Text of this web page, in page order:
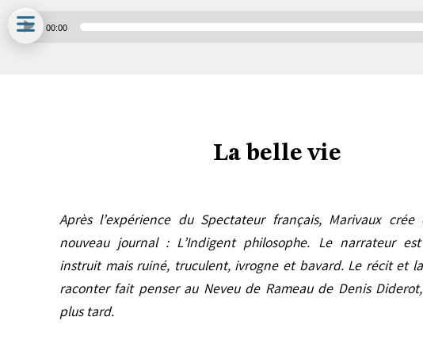
Lecteur
audio
00:00
La belle vie
Après l’expérience du Spectateur français, Marivaux
nouveau journal : L’Indigent philosophe. Le narrateur
instruit mais ruiné, truculent, ivrogne et bavard. Le récit et
raconter fait penser au Neveu de Rameau de Denis
plus tard.